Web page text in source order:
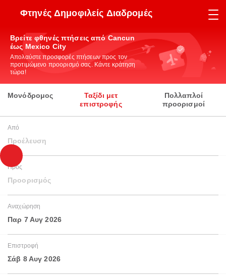
Φτηνές Δημοφιλείς Διαδρομές
Βρείτε φθηνές πτήσεις από Cancun
έως Mexico City
Απολαύστε προσφορές πτήσεων προς τον
προτιμώμενο προορισμό σας. Κάντε κράτηση
τώρα!
Μονόδρομος
Ταξίδι μετ
επιστροφής
Πολλαπλοί
προορισμοί
Από
Προέλευση
Προς
Προορισμός
Αναχώρηση
Παρ 7 Αυγ 2026
Επιστροφή
Σάβ 8 Αυγ 2026